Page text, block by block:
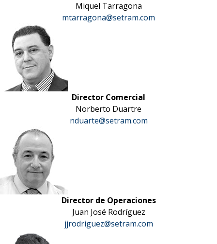
Miquel Tarragona
mtarragona@setram.com
Director Comercial
Norberto Duartre
nduarte@setram.com
Director de Operaciones
Juan José Rodríguez
jjrodriguez@setram.com